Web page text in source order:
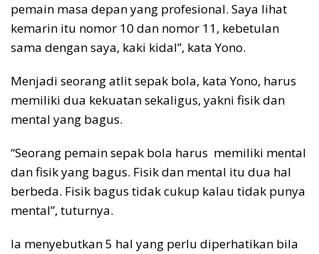
pemain masa depan yang profesional. Saya lihat
kemarin itu nomor 10 dan nomor 11, kebetulan
sama dengan saya, kaki kidal”, kata Yono.
Menjadi seorang atlit sepak bola, kata Yono, harus
memiliki dua kekuatan sekaligus, yakni fisik dan
mental yang bagus.
“Seorang pemain sepak bola harus memiliki mental
dan fisik yang bagus. Fisik dan mental itu dua hal
berbeda. Fisik bagus tidak cukup kalau tidak punya
mental”, tuturnya.
Ia menyebutkan 5 hal yang perlu diperhatikan bila